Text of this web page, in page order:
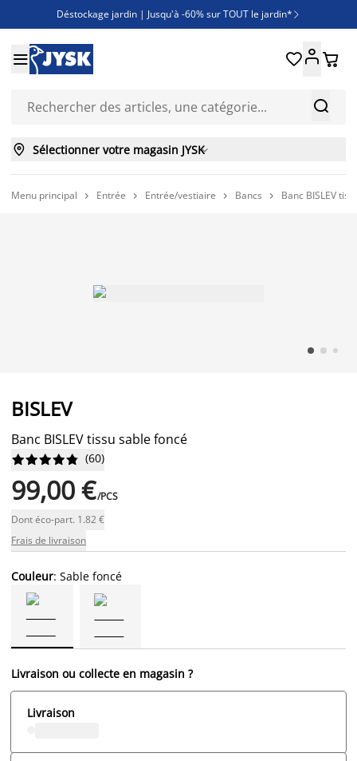
Déstockage jardin | Jusqu'à -60% sur TOUT le jardin* 
Jusqu'à -50% sur une sélection literie
Découvrez les nouveautés de la collection


 
 Sélectionner votre magasin JYSK
Menu principal  Entrée  Entrée/vestiaire  Bancs  Banc BISLEV
BISLEV
Banc BISLEV tissu sable foncé





 (60)
99,00 €/PCS
Dont éco-part. 1.82 €
Frais de livraison
Couleur: Sable foncé
Livraison ou collecte en magasin ?
Livraison